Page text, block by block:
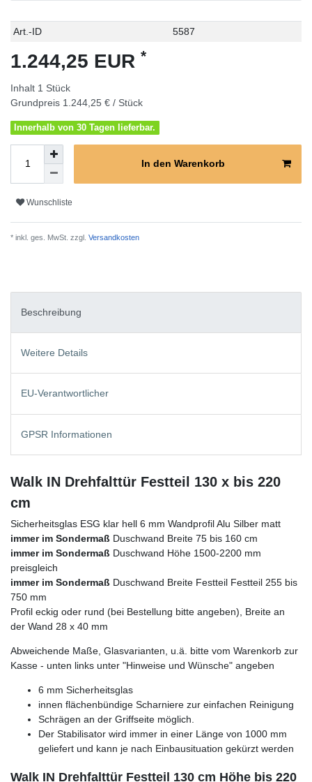
Technisches
Wert
Art.-ID 5587
1.244,25 EUR *
Inhalt 1 Stück
Grundpreis 1.244,25 € / Stück
Innerhalb von 30 Tagen lieferbar.
In den Warenkorb
Wunschliste
* inkl. ges. MwSt. zzgl. Versandkosten
Beschreibung
Weitere Details
EU-Verantwortlicher
GPSR Informationen
Walk IN Drehfalttür Festteil 130 x bis 220
cm
Sicherheitsglas ESG klar hell 6 mm Wandprofil Alu Silber matt
immer im Sondermaß Duschwand Breite 75 bis 160 cm
immer im Sondermaß Duschwand Höhe 1500-2200 mm
preisgleich
immer im Sondermaß Duschwand Breite Festteil Festteil 255 bis
750 mm
Profil eckig oder rund (bei Bestellung bitte angeben), Breite an
der Wand 28 x 40 mm
Abweichende Maße, Glasvarianten, u.ä. bitte vom Warenkorb zur
Kasse - unten links unter "Hinweise und Wünsche" angeben
6 mm Sicherheitsglas
innen flächenbündige Scharniere zur einfachen Reinigung
Schrägen an der Griffseite möglich.
Der Stabilisator wird immer in einer Länge von 1000 mm
geliefert und kann je nach Einbausituation gekürzt werden
Walk IN Drehfalttür Festteil 130 cm Höhe bis 220